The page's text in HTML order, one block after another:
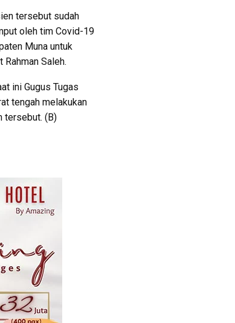
tersebut sudah
oleh tim Covid-19
Muna untuk
Rahman Saleh.
ini Gugus Tugas
tengah melakukan
tersebut. (B)